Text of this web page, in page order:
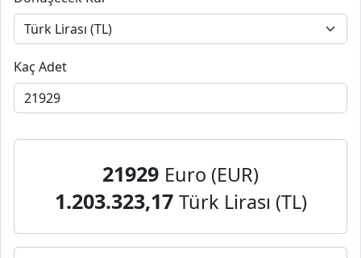
Kaç Adet
21929 Euro (EUR)
1.203.323,17 Türk Lirası (TL)